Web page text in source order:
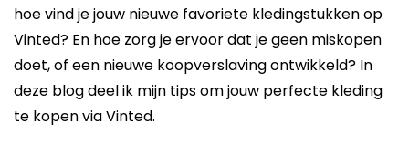
hoe vind je jouw nieuwe favoriete kledingstukken op
Vinted? En hoe zorg je ervoor dat je geen miskopen
doet, of een nieuwe koopverslaving ontwikkeld? In
deze blog deel ik mijn tips om jouw perfecte kleding
te kopen via Vinted.